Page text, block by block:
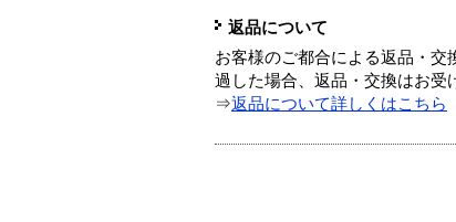
返品について
お客様のご都合による返品・交
過した場合、返品・交換はお受
⇒返品について詳しくはこちら